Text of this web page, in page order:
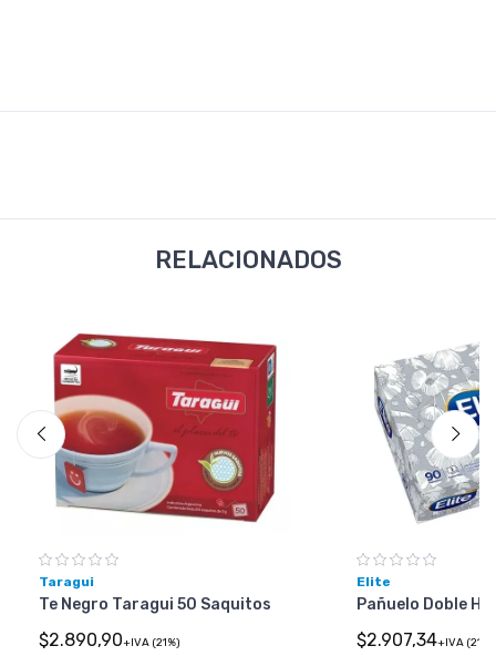
RELACIONADOS
Taragui
Te Negro Taragui 50 Saquitos
$2.890,90+IVA (21%)
Elite
Pañuelo Doble
$2.907,34+IVA (21%)